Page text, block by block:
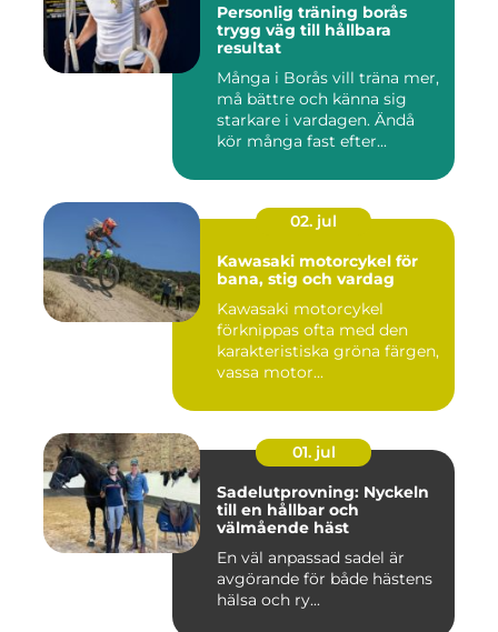
Personlig träning borås
trygg väg till hållbara
resultat
Många i Borås vill träna mer,
må bättre och känna sig
starkare i vardagen. Ändå
kör många fast efter...
02. jul
Kawasaki motorcykel för
bana, stig och vardag
Kawasaki motorcykel
förknippas ofta med den
karakteristiska gröna färgen,
vassa motor...
01. jul
Sadelutprovning: Nyckeln
till en hållbar och
välmående häst
En väl anpassad sadel är
avgörande för både hästens
hälsa och ry...